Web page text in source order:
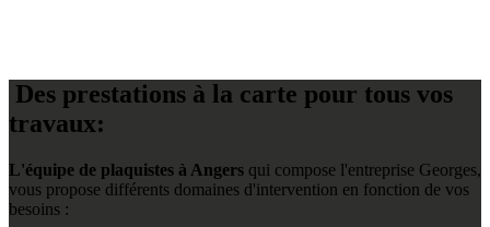
Des prestations à la carte pour tous vos
travaux:
L'équipe de plaquistes à Angers qui compose l'entreprise Georges,
vous propose différents domaines d'intervention en fonction de vos
besoins :